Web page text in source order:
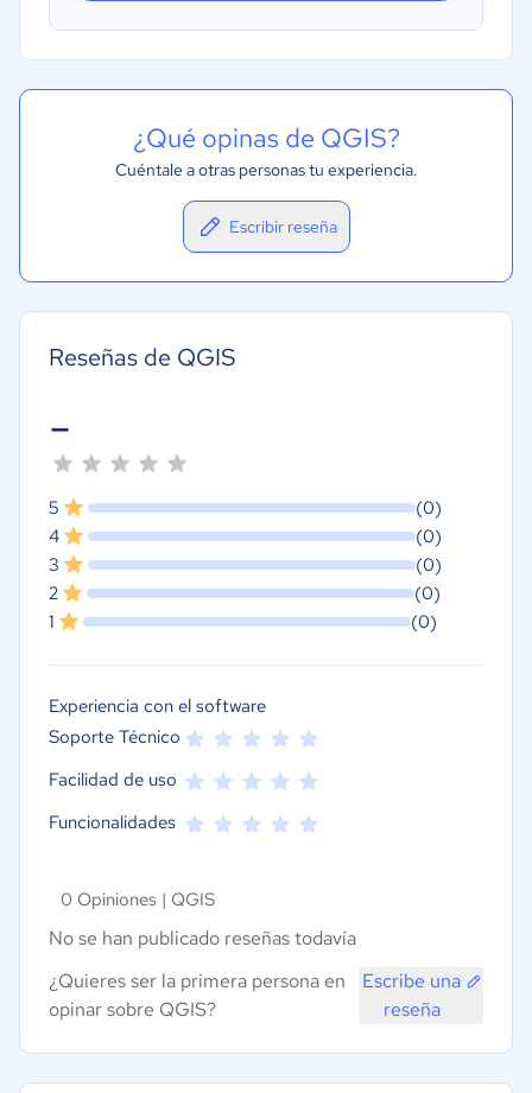
¿Qué opinas de QGIS?
Cuéntale a otras personas tu experiencia.
Escribir reseña
Reseñas de QGIS
-
5
(0)
4
(0)
3
(0)
2
(0)
1
(0)
Experiencia con el software
Soporte Técnico
Facilidad de uso
Funcionalidades
0 Opiniones | QGIS
No se han publicado reseñas todavía
¿Quieres ser la primera persona en
opinar sobre QGIS?
Escribe una
reseña